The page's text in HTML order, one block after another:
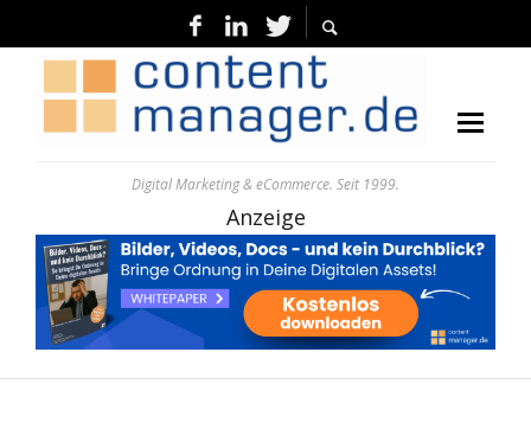
Digital Marketing & eCommerce. Seit 1999.
Anzeige